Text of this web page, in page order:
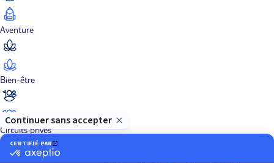
Aventure
Bien-être
Circuits privés